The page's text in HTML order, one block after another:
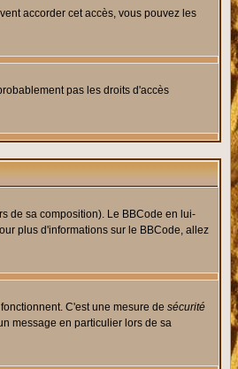
accorder cet accès, vous pouvez les
pas les droits d'accès
de sa composition). Le BBCode en lui-
plus d'informations sur le BBCode, allez
C'est une mesure de sécurité
message en particulier lors de sa